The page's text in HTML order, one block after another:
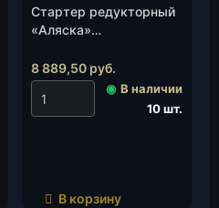
Стартер редукторный
«Аляска»
(KNG-3708000-62), шт.
8 889,50 руб.
◉ В наличии
10 шт.
В корзину